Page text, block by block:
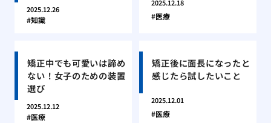
2025.12.26
知識
2025.12.18
医療
矯正中でも可愛いは諦め
ない！女子のための装置
選び
2025.12.12
医療
矯正後に面長になったと
感じたら試したいこと
2025.12.01
医療